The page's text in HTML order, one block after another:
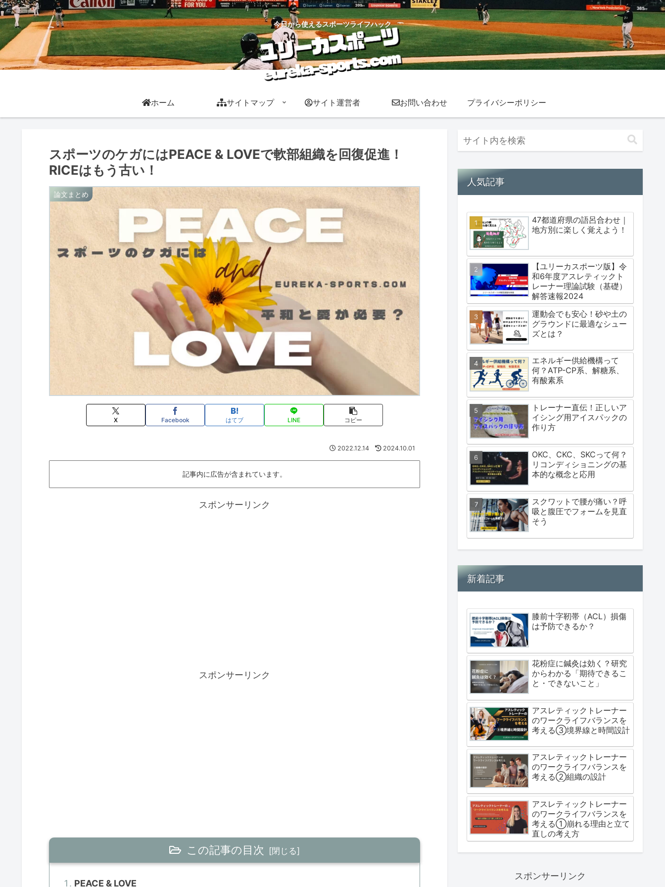
今日から使えるスポーツライフハック
ホーム サイトマップ サイト運営者 お問い合わせ プライバシーポリシー
スポーツのケガにはPEACE & LOVEで軟部組織を回復促進！
RICEはもう古い！
論文まとめ
X Facebook はてブ LINE コピー
2022.12.14 2024.10.01
記事内に広告が含まれています。
スポンサーリンク
スポンサーリンク
この記事の目次
PEACE & LOVE
人気記事
47都道府県の語呂合わせ｜
地方別に楽しく覚えよう！
【ユリーカスポーツ版】令
和6年度アスレティックト
レーナー理論試験（基礎）
解答速報2024
運動会でも安心！砂や土の
グラウンドに最適なシュー
ズとは？
エネルギー供給機構って
何？ATP-CP系、解糖系、
有酸素系
トレーナー直伝！正しいア
イシング用アイスパックの
作り方
OKC、CKC、SKCって何？
リコンディショニングの基
本的な概念と応用
スクワットで腰が痛い？呼
吸と腹圧でフォームを見直
そう
新着記事
膝前十字靭帯（ACL）損傷
は予防できるか？
花粉症に鍼灸は効く？研究
からわかる「期待できるこ
と・できないこと」
アスレティックトレーナー
のワークライフバランスを
考える③境界線と時間設計
アスレティックトレーナー
のワークライフバランスを
考える②組織の設計
アスレティックトレーナー
のワークライフバランスを
考える①崩れる理由と立て
直しの考え方
スポンサーリンク